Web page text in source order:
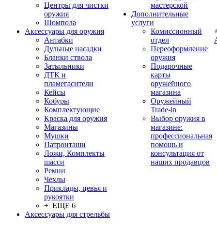
Центры для чистки
оружия
Шомпола
Аксессуары для оружия
Антабки
Дульные насадки
Бланки ствола
Затыльники
ДТК и
пламегасители
Кейсы
Кобуры
Комплектующие
Краска для оружия
Магазины
Мушки
Патронташи
Ложи, Комплекты
шасси
Ремни
Чехлы
Приклады, цевья и
рукоятки
+ ЕЩЕ 6
Аксессуары для стрельбы
мастерской
Дополнительные
услуги
Комиссионный
отдел
Переоформление
оружия
Подарочные
карты
оружейного
магазина
Оружейный
Trade-in
Выбор оружия в
магазине:
профессиональная
помощь и
консультация от
наших продавцов